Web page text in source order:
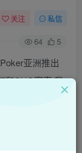
关注 私信
64 5
亚洲推出
和SNG赛事,我
公正的竞技环
版|EV扑克娱